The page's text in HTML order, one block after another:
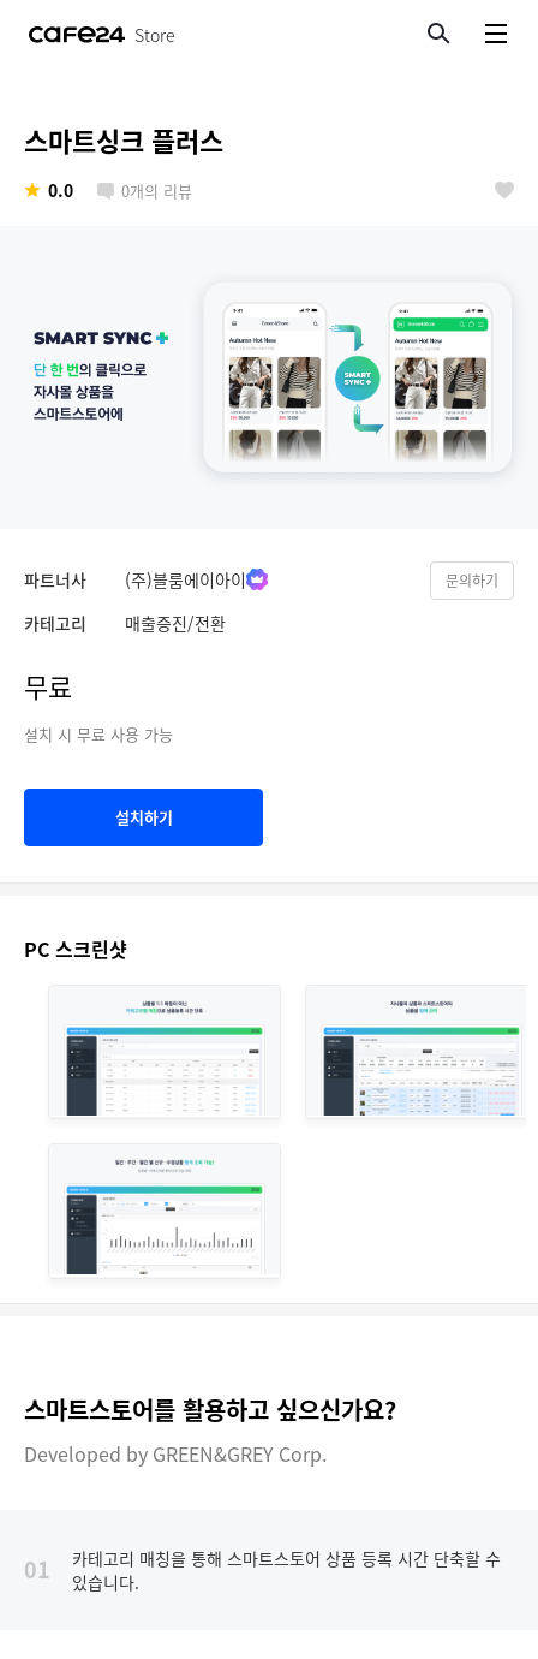
Store
스마트싱크 플러스
0.0 0개의 리뷰
파트너사 (주)블룸에이아이 문의하기
카테고리 매출증진/전환
무료
설치 시 무료 사용 가능
설치하기
PC 스크린샷
스마트스토어를 활용하고 싶으신가요?
Developed by GREEN&GREY Corp.
01
카테고리 매칭을 통해 스마트스토어 상품 등록 시간 단축할 수
있습니다.